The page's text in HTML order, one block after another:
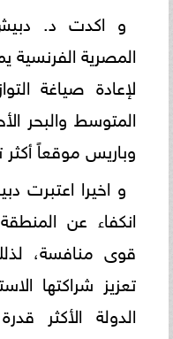
و اكدت د.
المصرية
لإعادة صياغة
المتوسط والبحر
وباريس موقعاً أكثر
و اخيرا اعتبرت
انكفاء عن
قوى منافسة،
تعزيز شراكتها
الدولة الأكثر